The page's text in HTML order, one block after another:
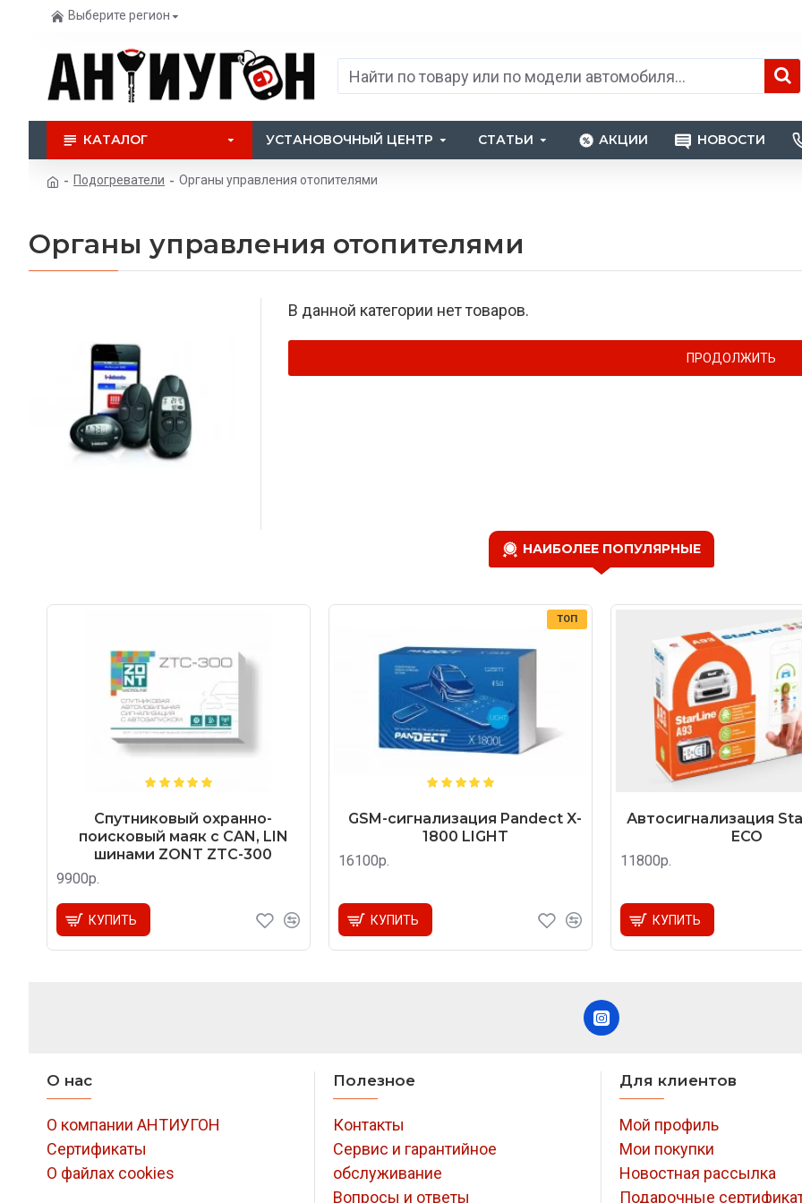
Выберите регион
КАТАЛОГ УСТАНОВОЧНЫЙ ЦЕНТР СТАТЬИ АКЦИИ НОВОСТИ
Подогреватели Органы управления отопителями
Органы управления отопителями
В данной категории нет товаров.
ПРОДОЛЖИТЬ
НАИБОЛЕЕ ПОПУЛЯРНЫЕ
Спутниковый охранно-
поисковый маяк с CAN, LIN
шинами ZONT ZTC-300
9900р.
КУПИТЬ
ТОП
GSM-сигнализация Pandect X-
1800 LIGHT
16100р.
КУПИТЬ
Автосигнализация
ECO
11800р.
КУПИТЬ
О нас
О компании АНТИУГОН
Сертификаты
О файлах cookies
Полезное
Контакты
Сервис и гарантийное
обслуживание
Вопросы и ответы
Для клиентов
Мой профиль
Мои покупки
Новостная рассылка
Подарочные